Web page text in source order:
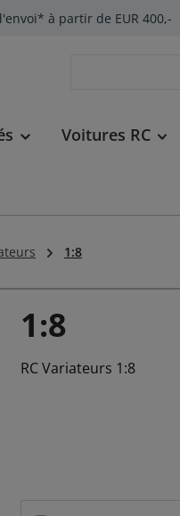
à partir de EUR 400,-
Voitures RC
1:8
1:8
RC Variateurs 1:8